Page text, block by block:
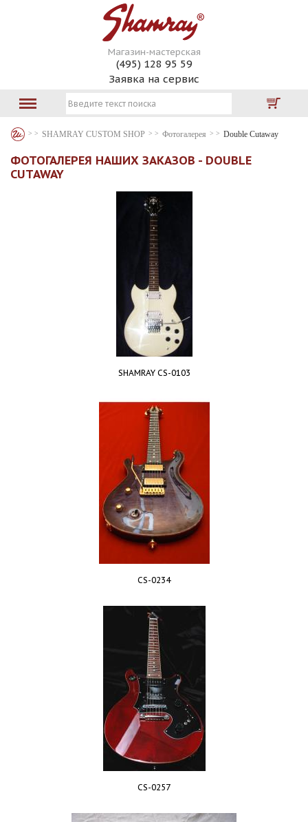
Магазин-мастерская
(495) 128 95 59
Заявка на сервис
SHAMRAY CUSTOM SHOP Фотогалерея Double Cutaway
ФОТОГАЛЕРЕЯ НАШИХ ЗАКАЗОВ - DOUBLE
CUTAWAY
SHAMRAY CS-0103
CS-0234
CS-0257